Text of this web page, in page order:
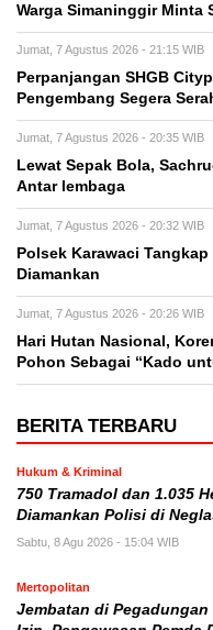
Warga Simaninggir Minta
Jumat, 7 Agustus 2026 - 21:15 WIB
Perpanjangan SHGB
Pengembang Segera
Jumat, 7 Agustus 2026 - 20:35 WIB
Lewat Sepak Bola,
Antar lembaga
Jumat, 7 Agustus 2026 - 20:32 WIB
Polsek Karawaci
Diamankan
Jumat, 7 Agustus 2026 - 20:26 WIB
Hari Hutan Nasional,
Pohon Sebagai “Kado
BERITA TERBARU
Hukum & Kriminal
750 Tramadol dan 1.035
Diamankan Polisi di
Sabtu, 8 Agu 2026 - 15:04 WIB
Mertopolitan
Jembatan di Pegadungan